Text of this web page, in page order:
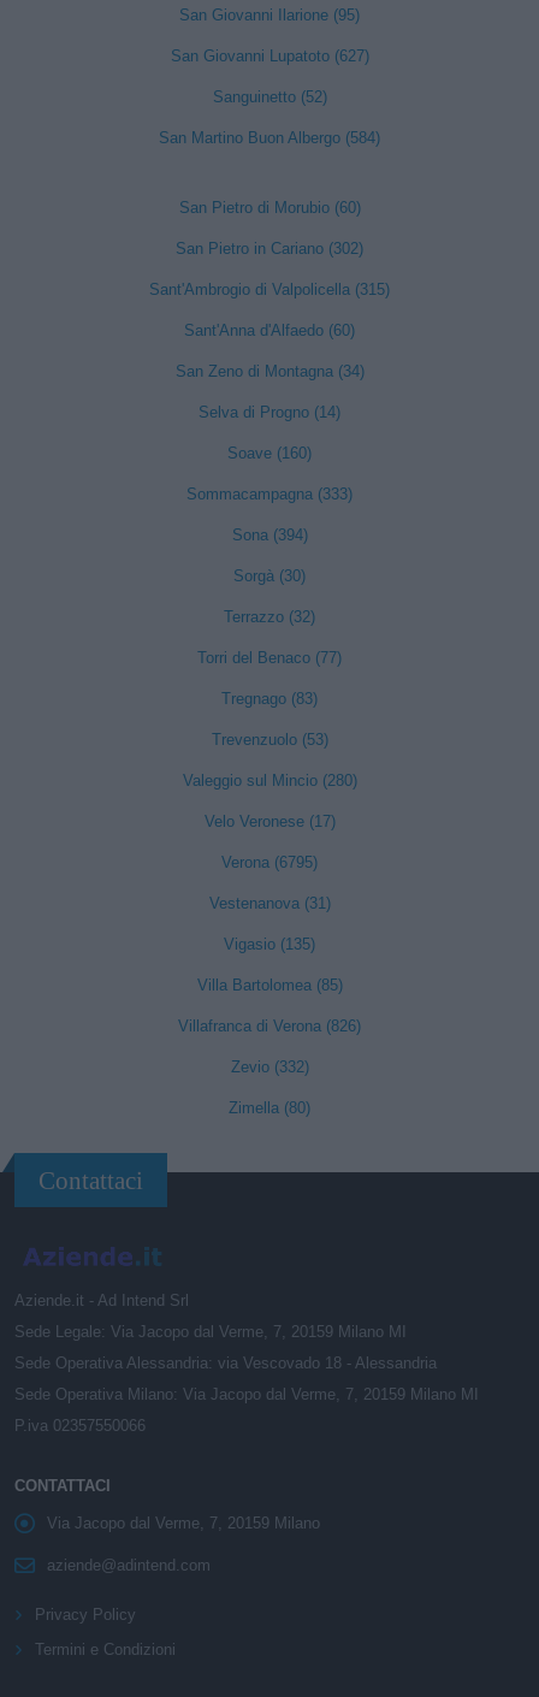
San Giovanni Ilarione (95)
San Giovanni Lupatoto (627)
Sanguinetto (52)
San Martino Buon Albergo (584)
San Pietro di Morubio (60)
San Pietro in Cariano (302)
Sant'Ambrogio di Valpolicella (315)
Sant'Anna d'Alfaedo (60)
San Zeno di Montagna (34)
Selva di Progno (14)
Soave (160)
Sommacampagna (333)
Sona (394)
Sorgà (30)
Terrazzo (32)
Torri del Benaco (77)
Tregnago (83)
Trevenzuolo (53)
Valeggio sul Mincio (280)
Velo Veronese (17)
Verona (6795)
Vestenanova (31)
Vigasio (135)
Villa Bartolomea (85)
Villafranca di Verona (826)
Zevio (332)
Zimella (80)
Contattaci
Aziende.it - Ad Intend Srl
Sede Legale: Via Jacopo dal Verme, 7, 20159 Milano MI
Sede Operativa Alessandria: via Vescovado 18 - Alessandria
Sede Operativa Milano: Via Jacopo dal Verme, 7, 20159 Milano MI
P.iva 02357550066
CONTATTACI
Via Jacopo dal Verme, 7, 20159 Milano
aziende@adintend.com
Privacy Policy
Termini e Condizioni